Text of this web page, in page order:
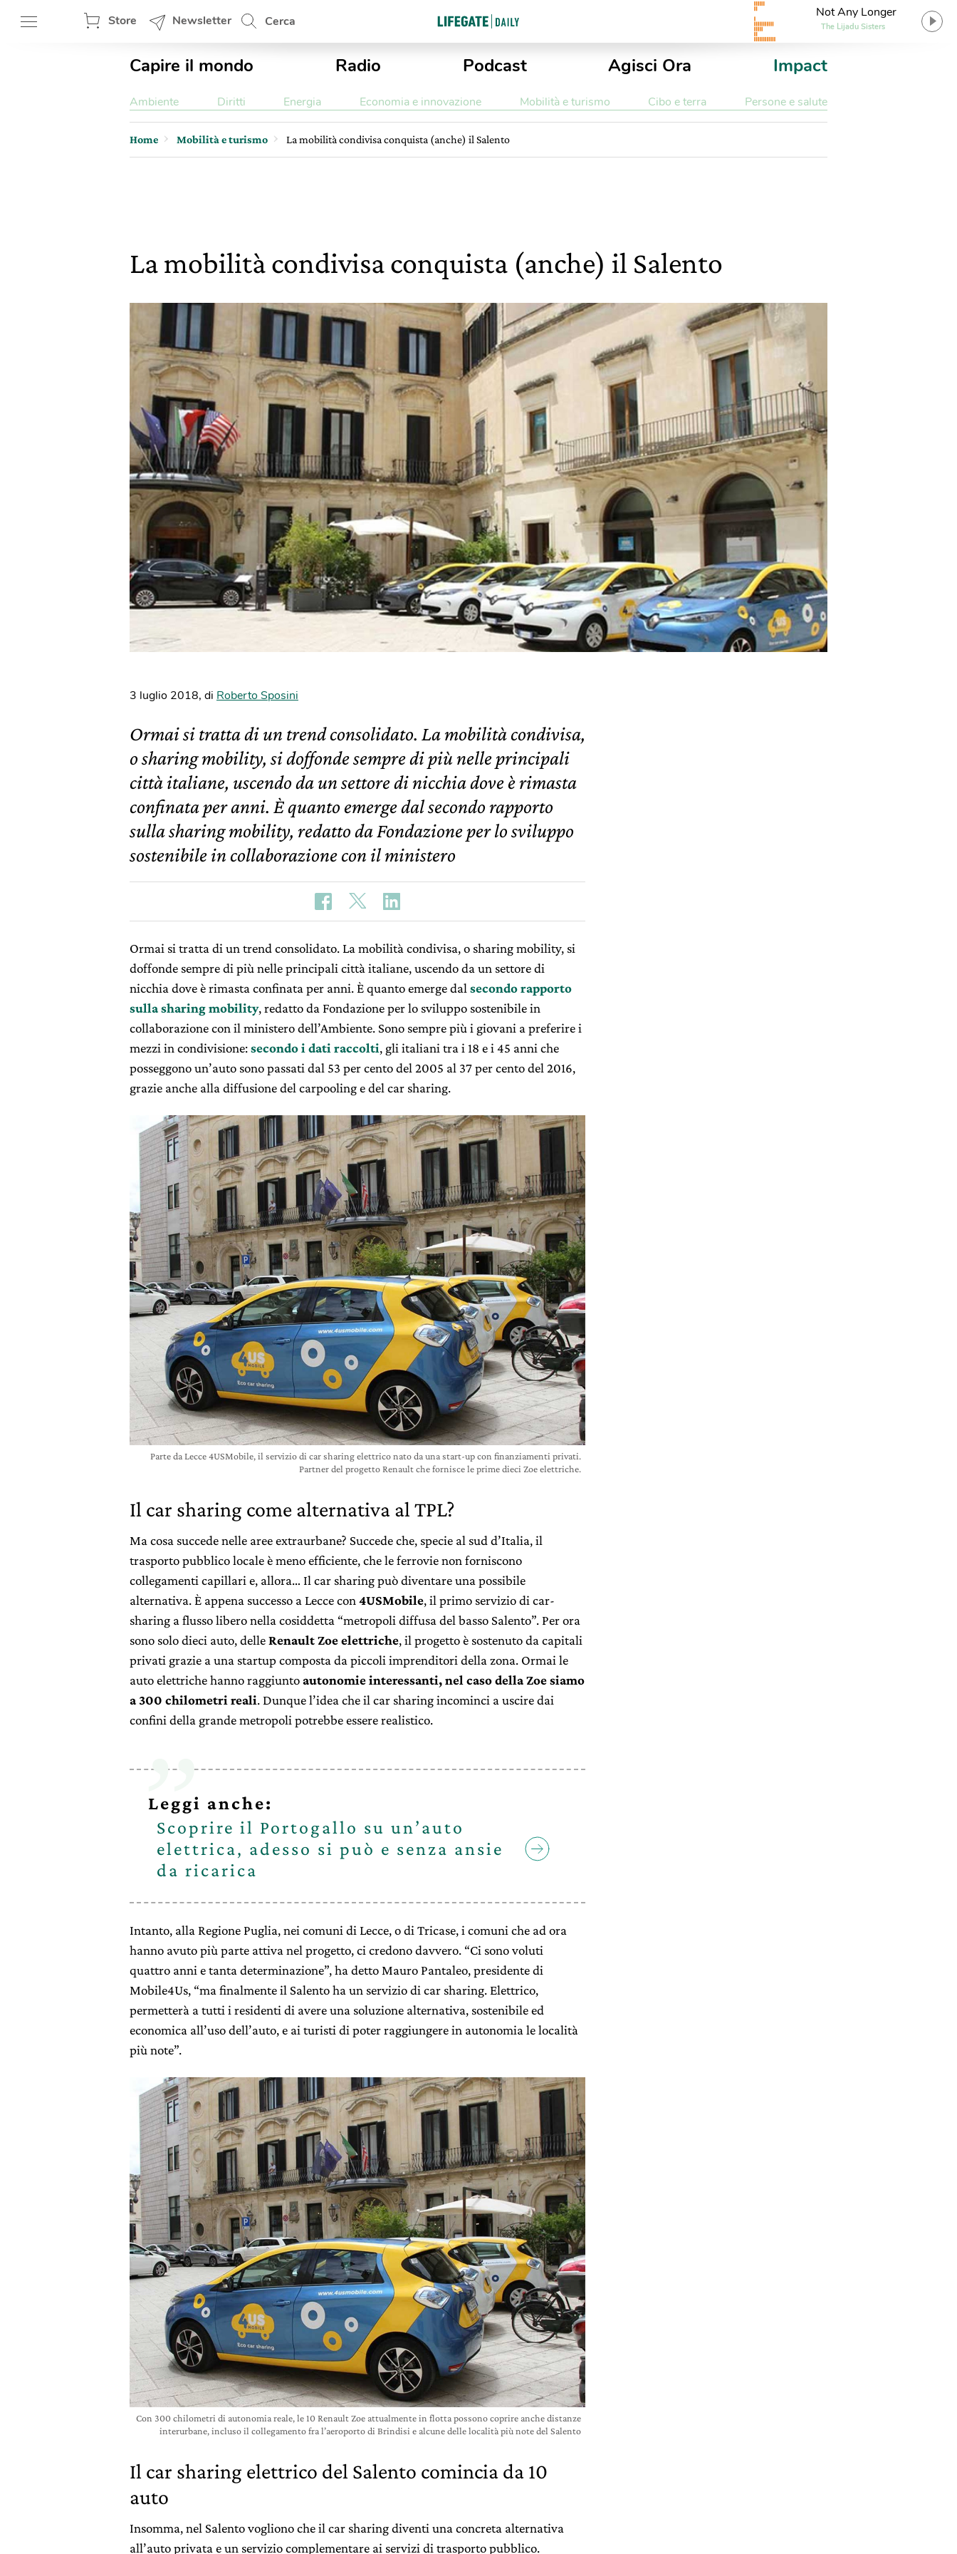
Store Newsletter Cerca
Not Any Longer
The Lijadu Sisters
Capire il mondo Radio Podcast Agisci Ora Impact
Ambiente Diritti Energia Economia e innovazione Mobilità e turismo Cibo e terra Persone e salute
Home Mobilità e turismo La mobilità condivisa conquista (anche) il Salento
La mobilità condivisa conquista (anche) il Salento
3 luglio 2018, di Roberto Sposini
Ormai si tratta di un trend consolidato. La mobilità condivisa,
o sharing mobility, si doffonde sempre di più nelle principali
città italiane, uscendo da un settore di nicchia dove è rimasta
confinata per anni. È quanto emerge dal secondo rapporto
sulla sharing mobility, redatto da Fondazione per lo sviluppo
sostenibile in collaborazione con il ministero
Ormai si tratta di un trend consolidato. La mobilità condivisa, o sharing mobility, si
doffonde sempre di più nelle principali città italiane, uscendo da un settore di
nicchia dove è rimasta confinata per anni. È quanto emerge dal secondo rapporto
sulla sharing mobility, redatto da Fondazione per lo sviluppo sostenibile in
collaborazione con il ministero dell’Ambiente. Sono sempre più i giovani a preferire i
mezzi in condivisione:secondo i dati raccolti, gli italiani tra i 18 e i 45 anni che
posseggono un’auto sono passati dal 53 per cento del 2005 al 37 per cento del 2016,
grazie anche alla diffusione del carpooling e del car sharing.
Parte da Lecce 4USMobile, il servizio di car sharing elettrico nato da una start-up con finanziamenti privati.
Partner del progetto Renault che fornisce le prime dieci Zoe elettriche.
Il car sharing come alternativa al TPL?
Ma cosa succede nelle aree extraurbane? Succede che, specie al sud d’Italia, il
trasporto pubblico locale è meno efficiente, che le ferrovie non forniscono
collegamenti capillari e, allora… Il car sharing può diventare una possibile
alternativa. È appena successo a Lecce con 4USMobile, il primo servizio di car-
sharing a flusso libero nella cosiddetta “metropoli diffusa del basso Salento”. Per ora
sono solo dieci auto, delleRenault Zoe elettriche, il progetto è sostenuto da capitali
privati grazie a una startup composta da piccoli imprenditori della zona. Ormai le
auto elettriche hanno raggiuntoautonomie interessanti, nel caso della Zoe siamo
a 300 chilometri reali. Dunque l’idea che il car sharing incominci a uscire dai
confini della grande metropoli potrebbe essere realistico.
Leggi anche:
Scoprire il Portogallo su un’auto
elettrica, adesso si può e senza ansie
da ricarica
Intanto, alla Regione Puglia, nei comuni di Lecce, o di Tricase, i comuni che ad ora
hanno avuto più parte attiva nel progetto, ci credono davvero. “Ci sono voluti
quattro anni e tanta determinazione”, ha detto Mauro Pantaleo, presidente di
Mobile4Us, “ma finalmente il Salento ha un servizio di car sharing. Elettrico,
permetterà a tutti i residenti di avere una soluzione alternativa, sostenibile ed
economica all’uso dell’auto, e ai turisti di poter raggiungere in autonomia le località
più note”.
Con 300 chilometri di autonomia reale, le 10 Renault Zoe attualmente in flotta possono coprire anche distanze
interurbane, incluso il collegamento fra l’aeroporto di Brindisi e alcune delle località più note del Salento
Il car sharing elettrico del Salento comincia da 10
auto
Insomma, nel Salento vogliono che il car sharing diventi una concreta alternativa
all’auto privata e un servizio complementare ai servizi di trasporto pubblico.